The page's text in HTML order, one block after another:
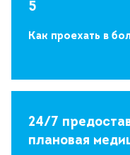
5
Как проехать в
24/7
плановая